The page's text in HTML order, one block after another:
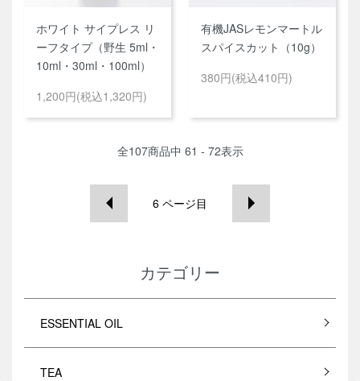
ホワイト サイプレス リ
ーフタイプ（野生 5ml・
10ml・30ml・100ml）
1,200円(税込1,320円)
有機JASレモンマートル
スパイスカット（10g）
380円(税込410円)
全107商品中 61 - 72表示
6 ページ目
カテゴリー
ESSENTIAL OIL
TEA